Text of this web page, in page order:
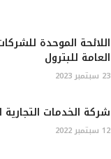
اللائحة الموحدة
العامة للبترول
23 سبتمبر 2023
شركة الخدمات التجارية
12 سبتمبر 2022